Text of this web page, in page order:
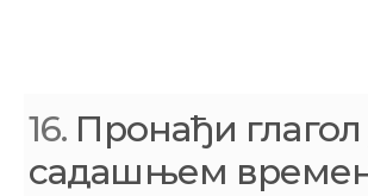
16. Пронађи глагол
садашњем